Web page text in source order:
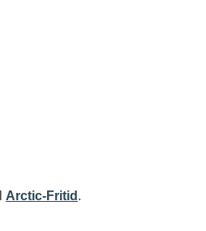
Arctic-Fritid .